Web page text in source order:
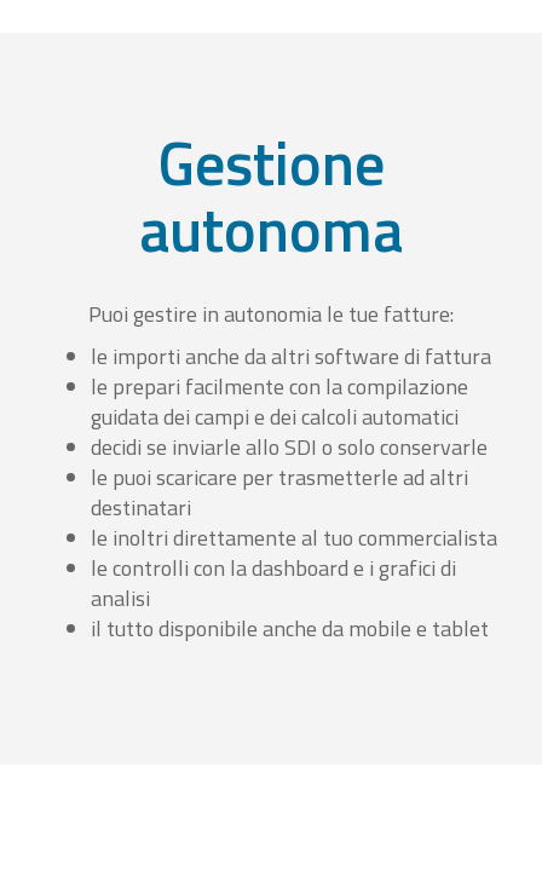
Gestione
autonoma
Puoi gestire in autonomia le tue fatture:
le importi anche da altri software di fattura
le prepari facilmente con la compilazione
guidata dei campi e dei calcoli automatici
decidi se inviarle allo SDI o solo conservarle
le puoi scaricare per trasmetterle ad altri
destinatari
le inoltri direttamente al tuo commercialista
le controlli con la dashboard e i grafici di
analisi
il tutto disponibile anche da mobile e tablet